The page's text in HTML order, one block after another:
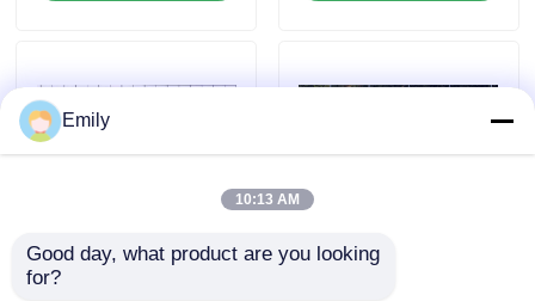
Gevallen
Het uitgebreide Netwerk van de Metaaldraad
Het geperforeerde Netwerk van de Metaaldraad
Gelast draad Vee hek
Emily
10:13 AM
Good day, what product are you looking
for?